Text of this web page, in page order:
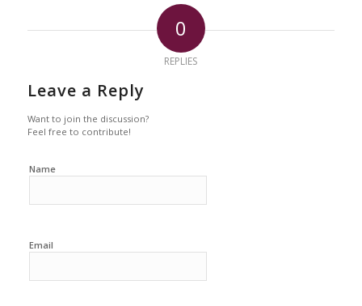
0
REPLIES
Leave a Reply
Want to join the discussion?
Feel free to contribute!
Name
Email